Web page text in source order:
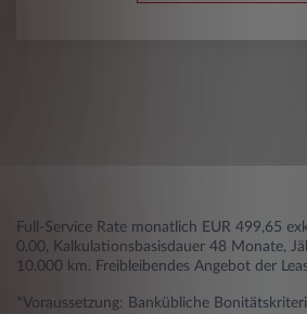
Full-Service Rate monatlich EUR 499,65
0,00, Kalkulationsbasisdauer 48 Monate,
10.000 km. Freibleibendes Angebot der
*Voraussetzung: Bankübliche